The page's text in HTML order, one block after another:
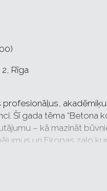
Rīga
profesionāļus,
Šī gada tēma “Betona
– kā mazināt
un Eiropas zaļo
ar jaunākajiem